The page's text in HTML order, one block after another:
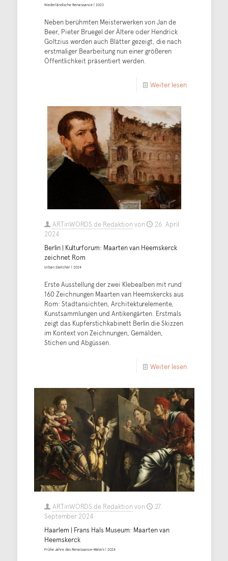
Niederländische Renaissance | 2023
Neben berühmten Meisterwerken von Jan de
Beer, Pieter Bruegel der Ältere oder Hendrick
Goltzius werden auch Blätter gezeigt, die nach
erstmaliger Bearbeitung nun einer größeren
Öffentlichkeit präsentiert werden.
Weiter lesen
ARTinWORDS.de Redaktionvon
26. April
2024
Berlin | Kulturforum: Maarten van Heemskerck
zeichnet Rom
Urban Sketcher | 2024
Erste Ausstellung der zwei Klebealben mit rund
160 Zeichnungen Maarten van Heemskercks aus
Rom: Stadtansichten, Architekturelemente,
Kunstsammlungen und Antikengärten. Erstmals
zeigt das Kupferstichkabinett Berlin die Skizzen
im Kontext von Zeichnungen, Gemälden,
Stichen und Abgüssen.
Weiter lesen
ARTinWORDS.de Redaktionvon
27.
September 2024
Haarlem | Frans Hals Museum: Maarten van
Heemskerck
Frühe Jahre des Renaissance-Malers | 2024